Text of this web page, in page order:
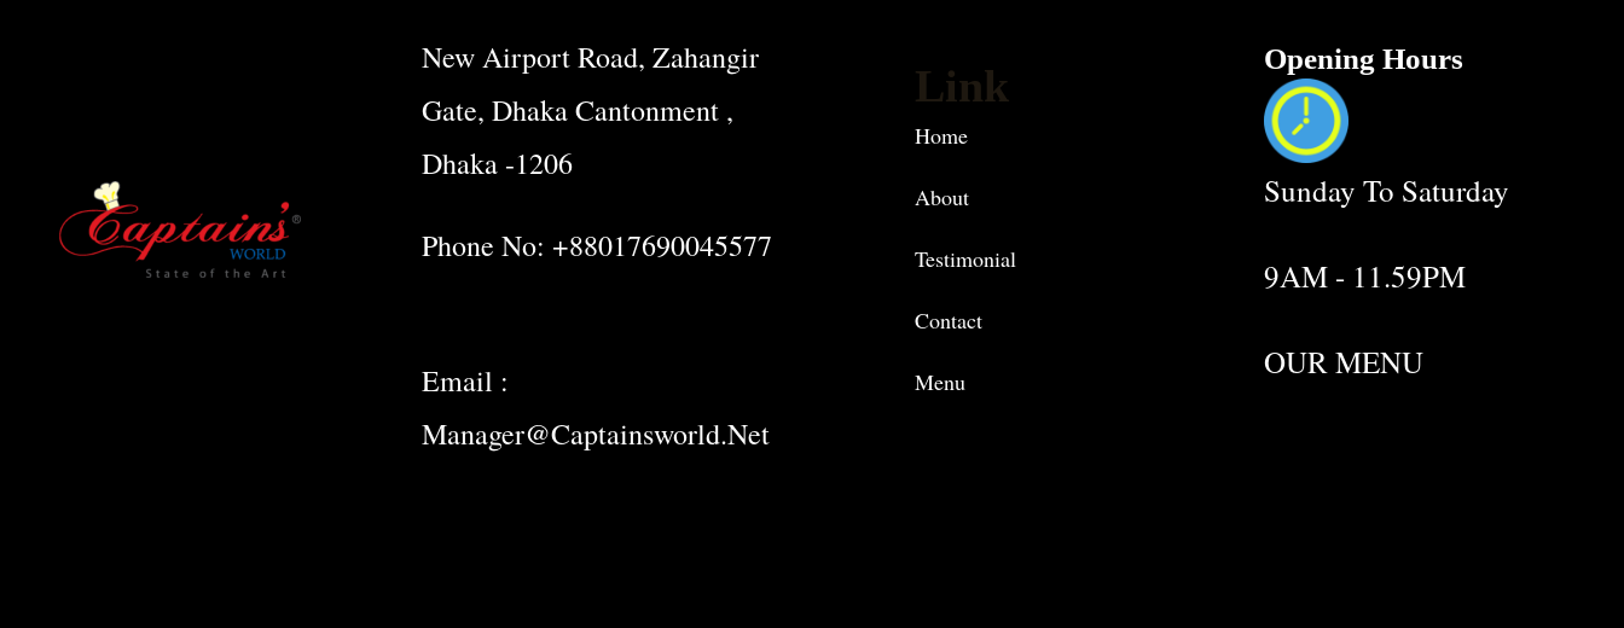
New Airport Road, Zahangir
Gate, Dhaka Cantonment ,
Dhaka -1206
Phone No: +88017690045577
Email :
Manager@captainsworld.net
Link
Home
About
Testimonial
Contact
Menu
Opening Hours
Sunday To Saturday
9AM - 11.59PM
OUR MENU